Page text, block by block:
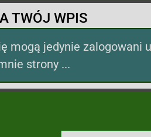
TWÓJ WPIS
mogą jedynie zalogowani
strony ...